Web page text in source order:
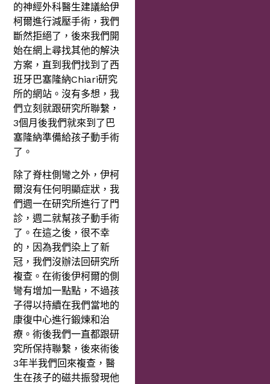
的神經外科醫生建議給伊
柯爾進行減壓手術，我們
斷然拒絕了，後來我們開
始在網上尋找其他的解決
方案，直到我們找到了西
班牙巴塞隆納Chiari研究
所的網站。沒有多想，我
們立刻就跟研究所聯繫，
3個月後我們就來到了巴
塞隆納準備給孩子動手術
了。
除了脊柱側彎之外，伊柯
爾沒有任何明顯症狀，我
們週一在研究所進行了門
診，週二就幫孩子動手術
了。在這之後，很不幸
的，因為我們染上了新
冠，我們沒辦法回研究所
複查。在術後伊柯爾的側
彎有增加一點點，不過孩
子得以持續在我們當地的
康復中心進行鍛煉和治
療。術後我們一直都跟研
究所保持聯繫，後來術後
3年半我們回來複查，醫
生在孩子的磁共振發現他